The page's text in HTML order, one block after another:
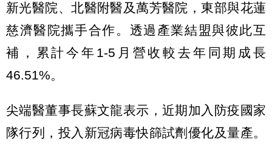
新光醫院、北醫附醫及萬芳醫院，東部與花蓮
慈濟醫院攜手合作。透過產業結盟與彼此互
補，累計今年1-5月營收較去年同期成長
46.51%。
尖端醫董事長蘇文龍表示，近期加入防疫國家
隊行列，投入新冠病毒快篩試劑優化及量產。